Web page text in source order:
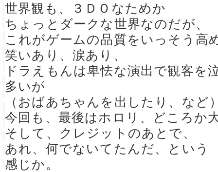
世界観も、３ＤＯなためか
ちょっとダークな世界なのだが、
これがゲームの品質をいっそう高
笑いあり、涙あり、
ドラえもんは卑怯な演出で観客を
多いが
（おばあちゃんを出したり、など
今回も、最後はホロリ、どころか
そして、クレジットのあとで、
あれ、何でないてたんだ、という
感じか。